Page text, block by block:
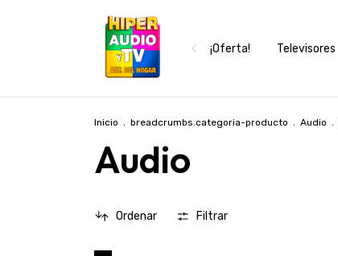
¡Oferta! Televisores
Inicio . breadcrumbs.categoria-producto . Audio .
Audio
Ordenar Filtrar